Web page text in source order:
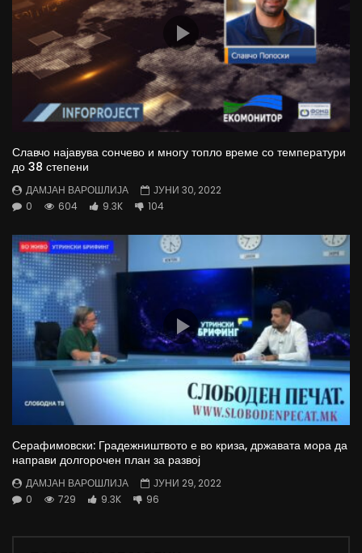
Славчо најавува сончево и многу топло време со температури
до 38 степени
ДАМЈАН ВАРОШЛИЈА
ЈУНИ 30, 2022
0
604 9.3K 104
Серафимовски: Градежништвото е во криза, државата мора да
направи долгорочен план за развој
ДАМЈАН ВАРОШЛИЈА
ЈУНИ 29, 2022
0
729 9.3K 96